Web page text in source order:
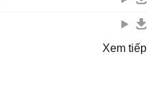
Xem tiếp